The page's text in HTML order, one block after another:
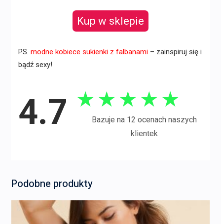
Kup w sklepie
PS. modne kobiece sukienki z falbanami– zainspiruj się i
bądź sexy!
4.7 ★ ★ ★ ★ ★
Bazuje na 12 ocenach naszych
klientek
Podobne produkty